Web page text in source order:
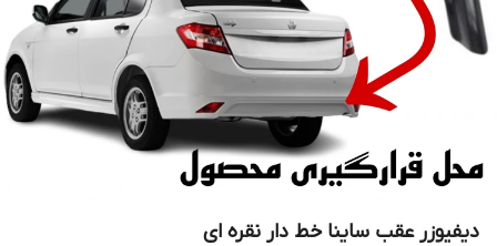
دیفیوزر عقب ساینا خط دار نقره ای